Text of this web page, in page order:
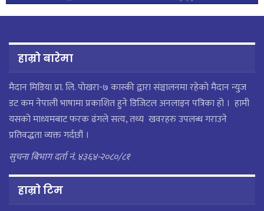
हाम्रो बारेमा
मैदान मिडिया प्रा. लि. पाेखरा-७ कास्की द्वारा संञ्चालनमा रहेको मैदान न्युज
डट कम नेपाली भाषामा प्रकाशित हुने डिजिटल अनलाइन पत्रिका हो । हामी
यसको माध्यमबाट फरक ढंगले सत्य, तथ्य खवरहरु उपलब्ध गराउने
प्रतिवद्धता व्यक्त गर्दछौं ।
सुचना बिभाग दर्ता नं. ४३६४-२०८०/८१
हाम्राे टिम